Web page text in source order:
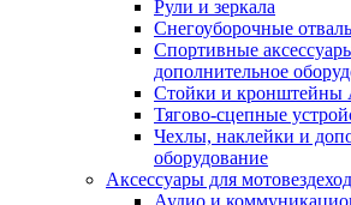
Рули и зеркала
Снегоуборочные
Спортивные
дополнительное
Стойки и кронштейны
Тягово-сцепные
Чехлы, наклейки и
оборудование
Аксессуары для
Аудио и